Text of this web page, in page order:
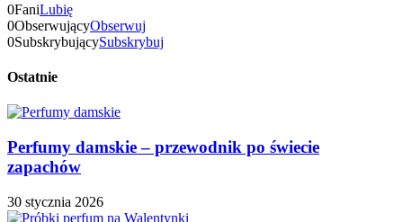
0FaniLubię
0ObserwującyObserwuj
0SubskrybującySubskrybuj
Ostatnie
Perfumy damskie – przewodnik po świecie
zapachów
30 stycznia 2026